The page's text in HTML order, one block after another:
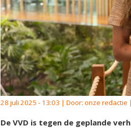
28 juli 2025 - 13:03 | Door: onze redactie
De VVD is tegen de geplande